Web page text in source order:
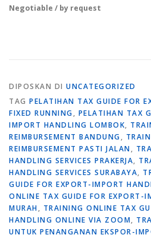
Negotiable / by request
DIPOSKAN DI UNCATEGORIZED
TAG PELATIHAN TAX GUIDE FOR
FIXED RUNNING, PELATIHAN TAX
IMPORT HANDLING LOMBOK,
REIMBURSEMENT BANDUNG,
REIMBURSEMENT PASTI JALAN,
HANDLING SERVICES PRAKERJA,
HANDLING SERVICES SURABAYA,
GUIDE FOR EXPORT-IMPORT
ONLINE TAX GUIDE FOR EXPORT-
MURAH, TRAINING ONLINE TAX
HANDLING ONLINE VIA ZOOM,
UNTUK PENANGANAN EKSPOR-